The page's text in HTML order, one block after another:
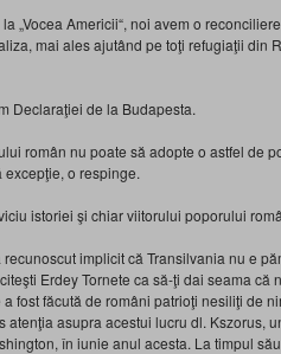
„Vocea Americii“, noi avem o
mai ales ajutând pe toţi refugiaţii din
Declaraţiei de la Budapesta.
român nu poate să adopte o astfel de
o respinge.
istoriei şi chiar viitorului poporului
implicit că Transilvania nu e
Erdey Tornete ca să-ţi dai seama că
fost făcută de români patrioţi nesiliţi de
atenţia asupra acestui lucru dl. Kszorus,
în iunie anul acesta. La timpul